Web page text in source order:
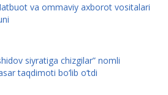
va ommaviy axborot vositalari
siyratiga chizgilar” nomli
taqdimoti bo‘lib o‘tdi